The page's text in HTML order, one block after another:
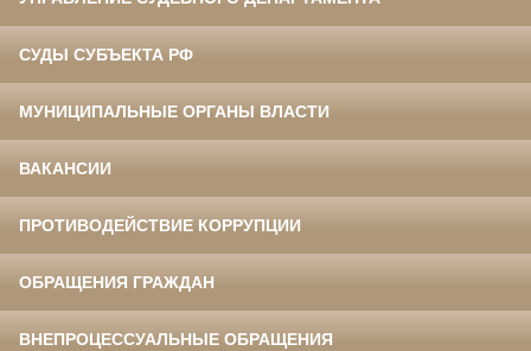
СУДЫ СУБЪЕКТА РФ
МУНИЦИПАЛЬНЫЕ ОРГАНЫ ВЛАСТИ
ВАКАНСИИ
ПРОТИВОДЕЙСТВИЕ КОРРУПЦИИ
ОБРАЩЕНИЯ ГРАЖДАН
ВНЕПРОЦЕССУАЛЬНЫЕ ОБРАЩЕНИЯ